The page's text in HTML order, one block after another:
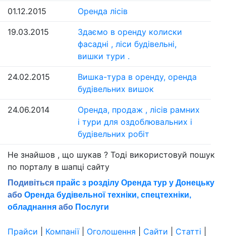
01.12.2015 Оренда лісів
19.03.2015
Здаємо в оренду колиски
фасадні , ліси будівельні,
вишки тури .
24.02.2015
Вишка-тура в оренду, оренда
будівельних вишок
24.06.2014
Оренда, продаж , лісів рамних
і тури для оздоблювальних і
будівельних робіт
Не знайшов , що шукав ? Тоді використовуй пошук
по порталу в шапцi сайту
Подивіться прайс з розділу Оренда тур у Донецьку
або Оренда будівельної техніки, спецтехніки,
обладнання або Послуги
Прайси Компанії| Оголошення Сайти Статті